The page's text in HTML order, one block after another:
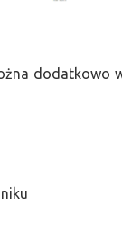
dodatkowo